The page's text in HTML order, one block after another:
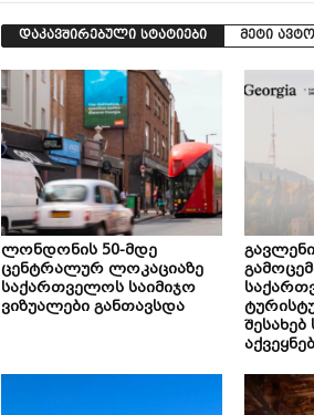
დაკავშირებული სტატიები მეტი
ლონდონის 50-მდე
ცენტრალურ ლოკაციაზე
საქართველოს საიმიჯო
ვიზუალები განთავსდა